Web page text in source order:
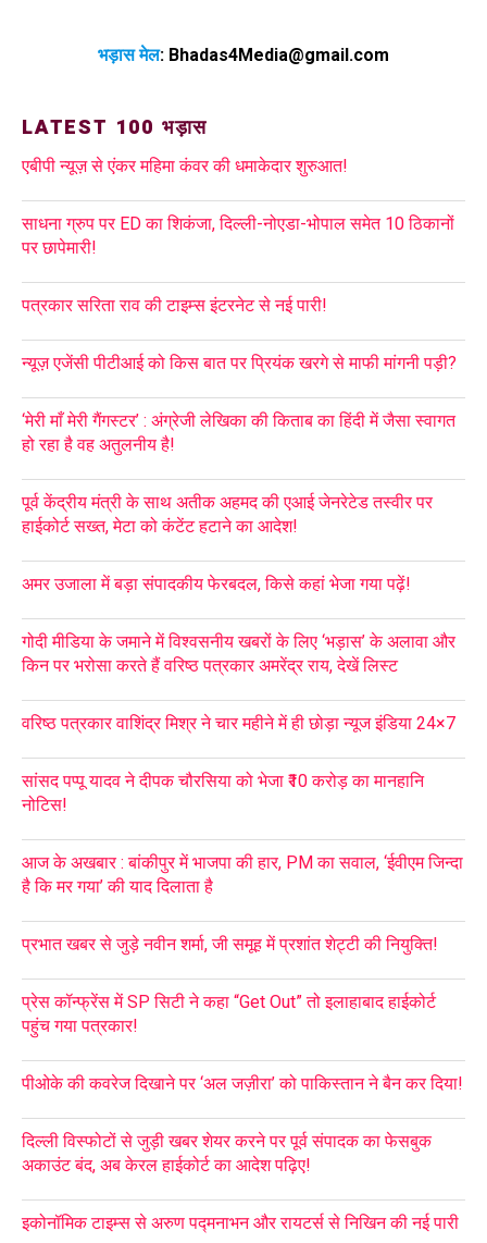
भड़ास मेल: Bhadas4Media@gmail.com
LATEST 100 भड़ास
एबीपी न्यूज़ से एंकर महिमा कंवर की धमाकेदार शुरुआत!
साधना ग्रुप पर ED का शिकंजा, दिल्ली-नोएडा-भोपाल समेत 10 ठिकानों
पर छापेमारी!
पत्रकार सरिता राव की टाइम्स इंटरनेट से नई पारी!
न्यूज़ एजेंसी पीटीआई को किस बात पर प्रियंक खरगे से माफी मांगनी पड़ी?
‘मेरी माँ मेरी गैंगस्टर’ : अंग्रेजी लेखिका की किताब का हिंदी में जैसा स्वागत
हो रहा है वह अतुलनीय है!
पूर्व केंद्रीय मंत्री के साथ अतीक अहमद की एआई जेनरेटेड तस्वीर पर
हाईकोर्ट सख्त, मेटा को कंटेंट हटाने का आदेश!
अमर उजाला में बड़ा संपादकीय फेरबदल, किसे कहां भेजा गया पढ़ें!
गोदी मीडिया के जमाने में विश्वसनीय खबरों के लिए ‘भड़ास’ के अलावा और
किन पर भरोसा करते हैं वरिष्ठ पत्रकार अमरेंद्र राय, देखें लिस्ट
वरिष्ठ पत्रकार वाशिंद्र मिश्र ने चार महीने में ही छोड़ा न्यूज इंडिया 24×7
सांसद पप्पू यादव ने दीपक चौरसिया को भेजा ₹10 करोड़ का मानहानि
नोटिस!
आज के अखबार : बांकीपुर में भाजपा की हार, PM का सवाल, ‘ईवीएम जिन्दा
है कि मर गया’ की याद दिलाता है
प्रभात खबर से जुड़े नवीन शर्मा, जी समूह में प्रशांत शेट्टी की नियुक्ति!
प्रेस कॉन्फ्रेंस में SP सिटी ने कहा “Get Out” तो इलाहाबाद हाईकोर्ट
पहुंच गया पत्रकार!
पीओके की कवरेज दिखाने पर ‘अल जज़ीरा’ को पाकिस्तान ने बैन कर दिया!
दिल्ली विस्फोटों से जुड़ी खबर शेयर करने पर पूर्व संपादक का फेसबुक
अकाउंट बंद, अब केरल हाईकोर्ट का आदेश पढ़िए!
इकोनॉमिक टाइम्स से अरुण पद्मनाभन और रायटर्स से निखिन की नई पारी